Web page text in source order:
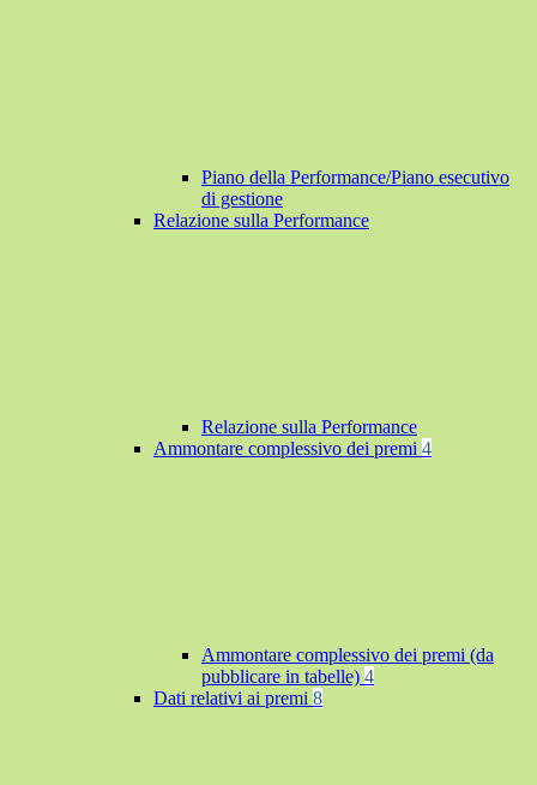
Piano della Performance/Piano esecutivo
di gestione
Relazione sulla Performance
Relazione sulla Performance
Ammontare complessivo dei premi 4
Ammontare complessivo dei premi (da
pubblicare in tabelle) 4
Dati relativi ai premi 8